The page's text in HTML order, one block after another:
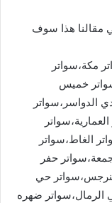
مقالنا هذا سوف
مكة،سواتر
خميس
الدواسر،سواتر
الغاط،سواتر
حفر
حي
ضهره